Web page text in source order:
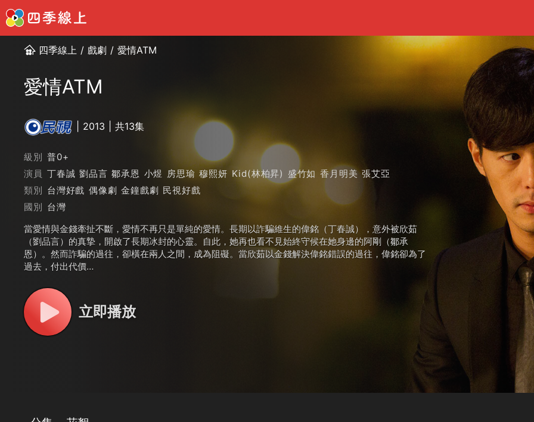
四季線上 / 戲劇 / 愛情ATM
愛情ATM
2013 共13集
級別 普0+
演員 丁春誠 劉品言 鄒承恩 小煜 房思瑜 穆熙妍 Kid(林柏昇) 盛竹如 香月明美 張艾亞
類別 台灣好戲 偶像劇 金鐘戲劇 民視好戲
國別 台灣
當愛情與金錢牽扯不斷，愛情不再只是單純的愛情。長期以詐騙維生的偉銘（丁春誠），意外被欣茹
（劉品言）的真摯，開啟了長期冰封的心靈。自此，她再也看不見始終守候在她身邊的阿剛（鄒承
恩）。然而詐騙的過往，卻橫在兩人之間，成為阻礙。當欣茹以金錢解決偉銘錯誤的過往，偉銘卻為了
過去，付出代價…
立即播放